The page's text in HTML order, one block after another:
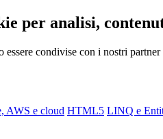
per analisi,
essere condivise con i nostri
AWS e cloud HTML5 LINQ e